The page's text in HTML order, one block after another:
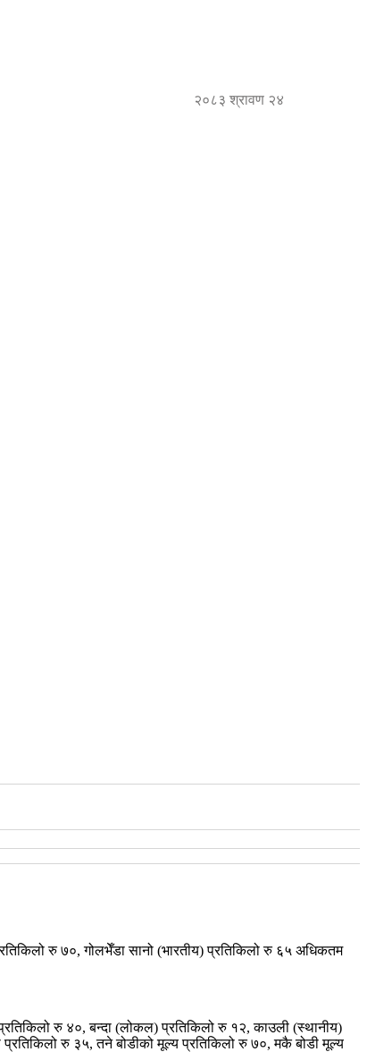
२०८३ श्रावण २४
रु ७०, गोलभेँडा सानो (भारतीय) प्रतिकिलो रु ६५ अधिकतम
रु ४०, बन्दा (लोकल) प्रतिकिलो रु १२, काउली (स्थानीय)
रु ३५, तने बोडीको मूल्य प्रतिकिलो रु ७०, मकै बोडी मूल्य